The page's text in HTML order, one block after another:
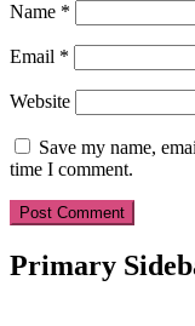
Name *
Email *
Website
Save my name,
time I comment.
Primary